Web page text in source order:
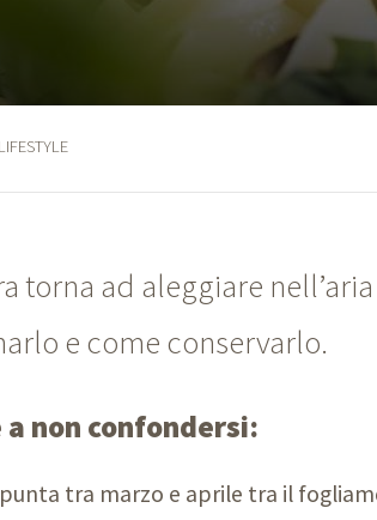
LIFESTYLE
torna ad aleggiare
e come conservarlo.
non confondersi:
tra marzo e aprile tra il